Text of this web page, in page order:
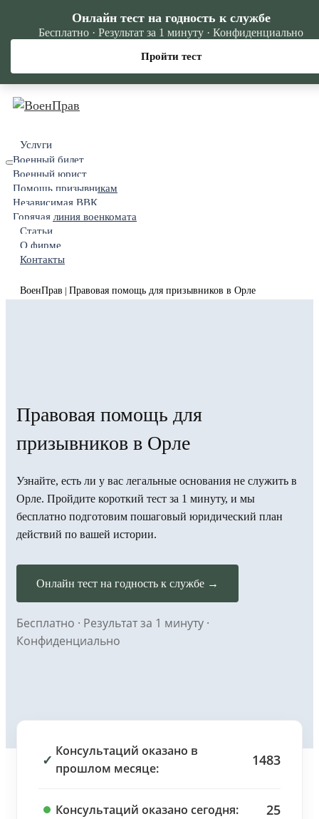
Услуги
Военный билет
Военный юрист
Помощь призывникам
Независимая ВВК
Горячая линия военкомата
Статьи
О фирме
Контакты
ВоенПрав Правовая помощь для призывников в Орле
Правовая помощь для
призывников в Орле
Узнайте, есть ли у вас легальные основания не служить в
Орле. Пройдите короткий тест за 1 минуту, и мы
бесплатно подготовим пошаговый юридический план
действий по вашей истории.
Онлайн тест на годность к службе →
Бесплатно · Результат за 1 минуту ·
Конфиденциально
✓
Консультаций оказано в
прошлом месяце:
1483
Консультаций оказано сегодня: 25
Онлайн тест на годность к службе
Бесплатно · Результат за 1 минуту · Конфиденциально
Пройти тест